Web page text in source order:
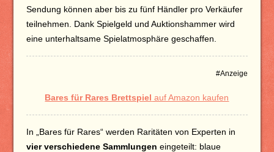
Sendung können aber bis zu fünf Händler pro Verkäufer
teilnehmen. Dank Spielgeld und Auktionshammer wird
eine unterhaltsame Spielatmosphäre geschaffen.
#Anzeige
Bares für Rares Brettspiel auf Amazon kaufen
In „Bares für Rares“ werden Raritäten von Experten in
vier verschiedene Sammlungen eingeteilt: blaue